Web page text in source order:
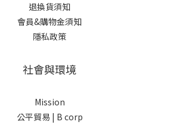
退換貨須知
會員&購物金須知
隱私政策
社會與環境
Mission
公平貿易 | B corp